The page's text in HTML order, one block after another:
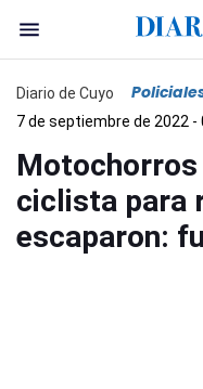
Diario de Cuyo
7 de septiembre de 2022 -
Motochorros
ciclista para
escaparon: